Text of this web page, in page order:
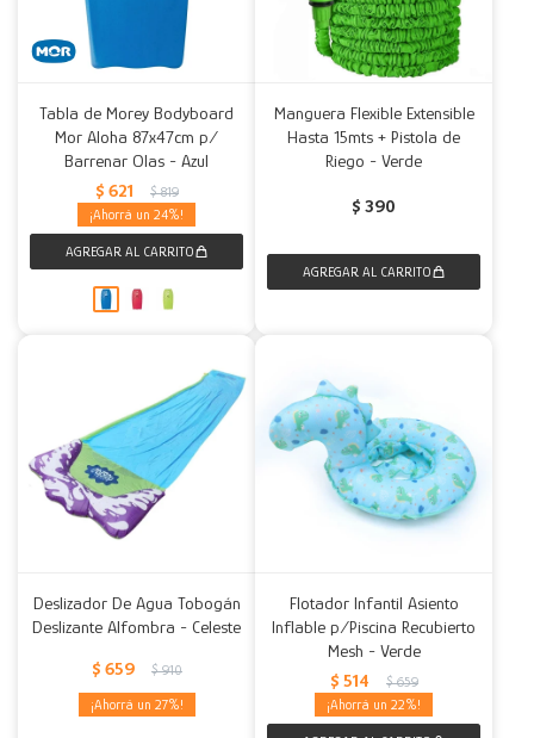
Tabla de Morey Bodyboard
Mor Aloha 87x47cm p/
Barrenar Olas - Azul
$ 621 $ 819
24
Manguera Flexible Extensible
Hasta 15mts + Pistola de
Riego - Verde
$ 390
Deslizador De Agua Tobogán
Deslizante Alfombra - Celeste
$ 659 $ 910
27
Flotador Infantil Asiento
Inflable p/Piscina Recubierto
Mesh - Verde
$ 514 $ 659
22